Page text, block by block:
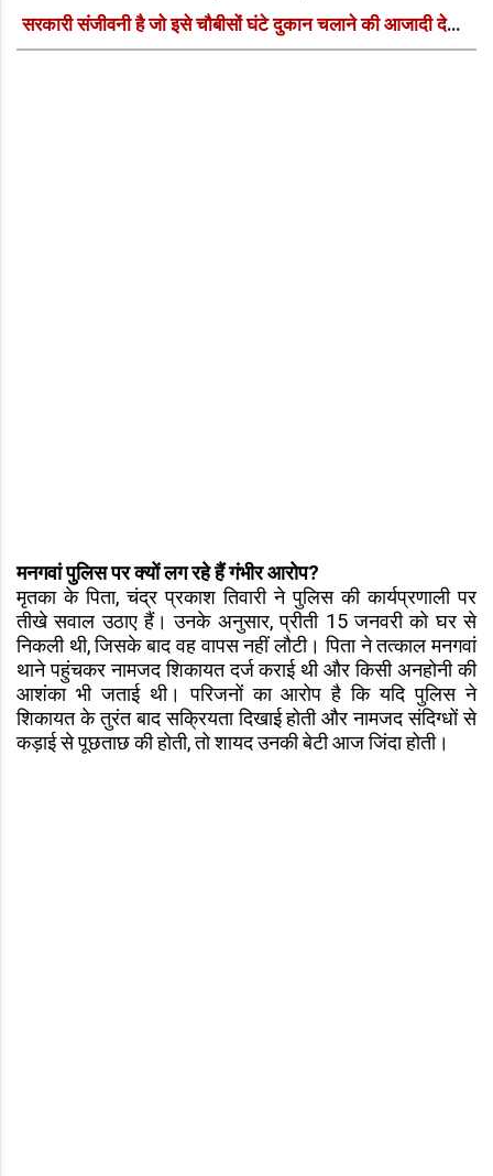
सरकारी संजीवनी है जो इसे चौबीसों घंटे दुकान चलाने की आजादी देती
मनगवां पुलिस पर क्यों लग रहे हैं गंभीर आरोप?
मृतका के पिता, चंद्र प्रकाश तिवारी ने पुलिस की कार्यप्रणाली पर
तीखे सवाल उठाए हैं। उनके अनुसार, प्रीती 15 जनवरी को घर से
निकली थी, जिसके बाद वह वापस नहीं लौटी। पिता ने तत्काल मनगवां
थाने पहुंचकर नामजद शिकायत दर्ज कराई थी और किसी अनहोनी की
आशंका भी जताई थी। परिजनों का आरोप है कि यदि पुलिस ने
शिकायत के तुरंत बाद सक्रियता दिखाई होती और नामजद संदिग्धों से
कड़ाई से पूछताछ की होती, तो शायद उनकी बेटी आज जिंदा होती।